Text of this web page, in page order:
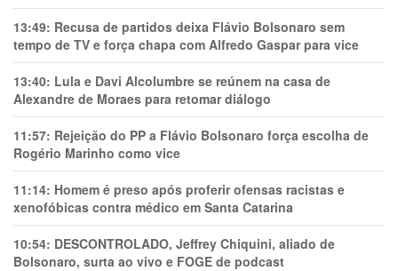
13:49: Recusa de partidos deixa Flávio Bolsonaro sem
tempo de TV e força chapa com Alfredo Gaspar para vice
13:40: Lula e Davi Alcolumbre se reúnem na casa de
Alexandre de Moraes para retomar diálogo
11:57: Rejeição do PP a Flávio Bolsonaro força escolha de
Rogério Marinho como vice
11:14: Homem é preso após proferir ofensas racistas e
xenofóbicas contra médico em Santa Catarina
10:54: DESCONTROLADO, Jeffrey Chiquini, aliado de
Bolsonaro, surta ao vivo e FOGE de podcast